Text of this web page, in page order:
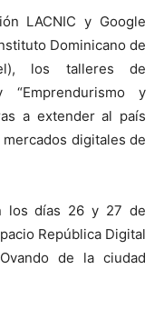
LACNIC y Google
Dominicano de
los talleres de
y
a extender al país
digitales de
los días 26 y 27 de
República Digital
de la ciudad